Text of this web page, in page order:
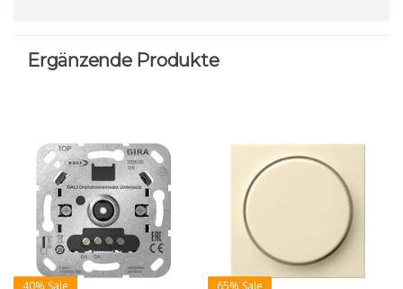
Ergänzende Produkte
40% Sale 65% Sale